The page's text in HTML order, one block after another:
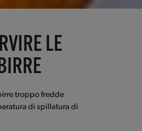
LE
troppo fredde
di spillatura di